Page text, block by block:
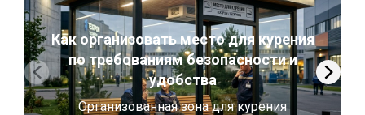
Как организовать место для курения
по требованиям безопасности и
удобства
Организованная зона для курения